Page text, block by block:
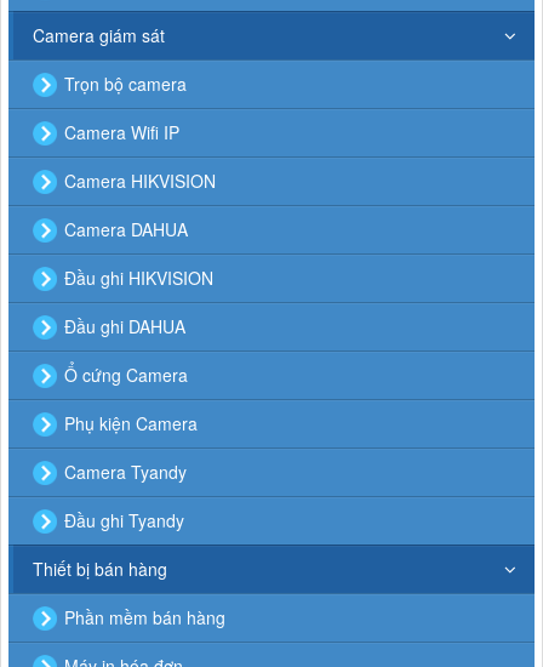
Camera giám sát
Trọn bộ camera
Camera Wifi IP
Camera HIKVISION
Camera DAHUA
Đầu ghi HIKVISION
Đầu ghi DAHUA
Ổ cứng Camera
Phụ kiện Camera
Camera Tyandy
Đầu ghi Tyandy
Thiết bị bán hàng
Phần mềm bán hàng